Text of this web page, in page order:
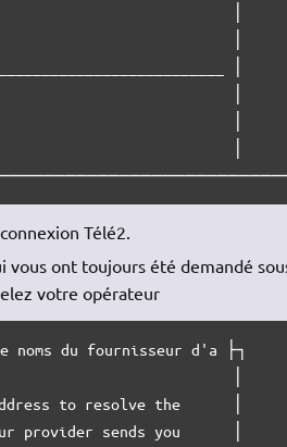
│
│
│
Télé2.
ont toujours été demandé
votre opérateur
du fournisseur d'a ├┐
to resolve the      │
provider sends you      │